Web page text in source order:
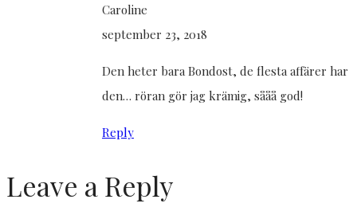
Caroline
september 23, 2018
Den heter bara Bondost, de flesta affärer har
den… röran gör jag krämig, sååå god!
Reply
Leave a Reply